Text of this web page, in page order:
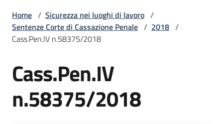
lavoro
Sicurezza
costruzioni
Home / Sicurezza nei luoghi di lavoro /
Sentenze Corte di Cassazione Penale / 2018 /
Cass.Pen.IV n.58375/2018
Cass.Pen.IV
n.58375/2018